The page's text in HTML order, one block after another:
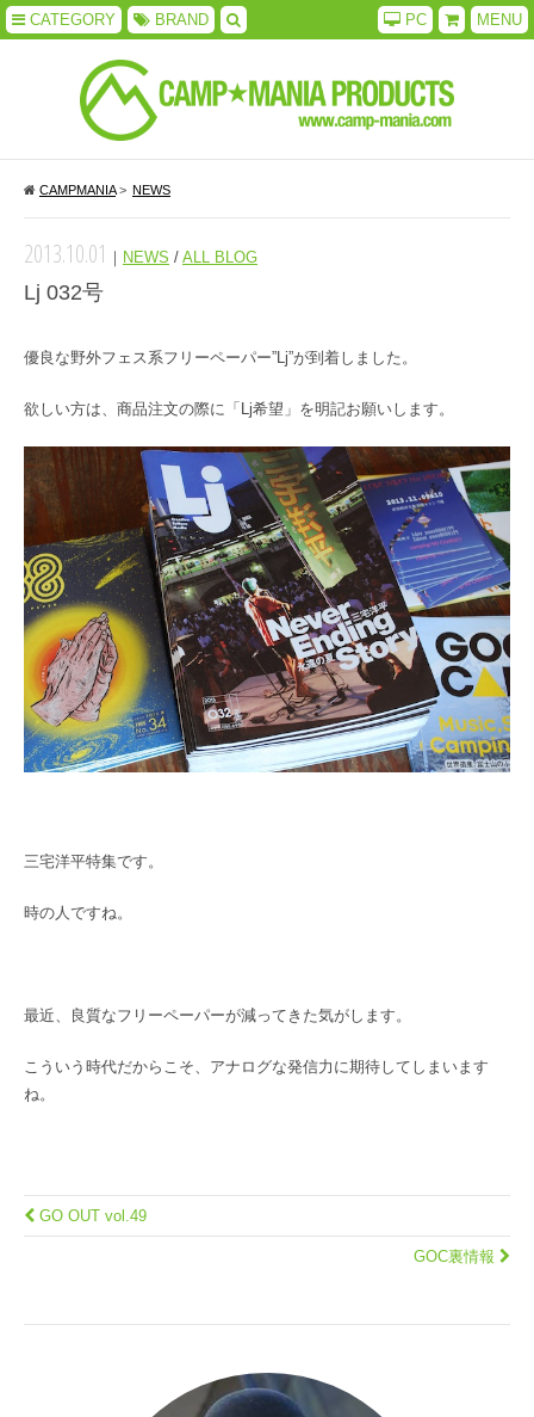
CATEGORY BRAND MENU
PC
CAMPMANIA> NEWS
2013.10.01 ｜ NEWS / ALL BLOG
Lj 032号
優良な野外フェス系フリーペーパー”Lj”が到着しました。
欲しい方は、商品注文の際に「Lj希望」を明記お願いします。
三宅洋平特集です。
時の人ですね。
最近、良質なフリーペーパーが減ってきた気がします。
こういう時代だからこそ、アナログな発信力に期待してしまいます
ね。
GO OUT vol.49
GOC裏情報